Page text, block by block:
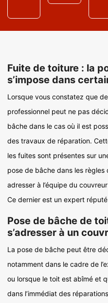
Fuite de toiture : la
s’impose dans
Lorsque vous constatez que
professionnel peut ne pas
bâche dans le cas où il est
des travaux de réparation.
les fuites sont présentes sur
pose de bâche dans les règles
adresser à l’équipe du
Ce dernier est un expert
Pose de bâche de
s’adresser à un
La pose de bâche peut être
notamment dans le cadre de
ou lorsque le toit est abîmé et
dans l’immédiat des